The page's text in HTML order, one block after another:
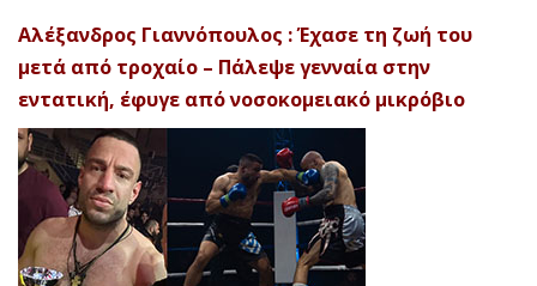
Αλέξανδρος Γιαννόπουλος : Έχασε τη ζωή του
μετά από τροχαίο – Πάλεψε γενναία στην
εντατική, έφυγε από νοσοκομειακό μικρόβιο